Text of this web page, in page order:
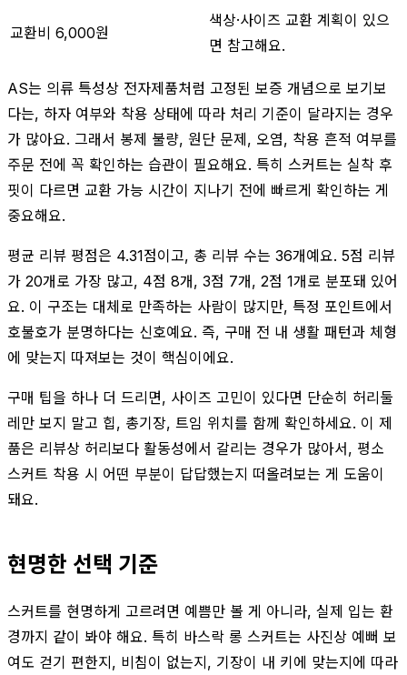
교환비 6,000원
색상·사이즈 교환 계획이 있으
면 참고해요.
AS는 의류 특성상 전자제품처럼 고정된 보증 개념으로 보기보
다는, 하자 여부와 착용 상태에 따라 처리 기준이 달라지는 경우
가 많아요. 그래서 봉제 불량, 원단 문제, 오염, 착용 흔적 여부를
주문 전에 꼭 확인하는 습관이 필요해요. 특히 스커트는 실착 후
핏이 다르면 교환 가능 시간이 지나기 전에 빠르게 확인하는 게
중요해요.
평균 리뷰 평점은 4.31점이고, 총 리뷰 수는 36개예요. 5점 리뷰
가 20개로 가장 많고, 4점 8개, 3점 7개, 2점 1개로 분포돼 있어
요. 이 구조는 대체로 만족하는 사람이 많지만, 특정 포인트에서
호불호가 분명하다는 신호예요. 즉, 구매 전 내 생활 패턴과 체형
에 맞는지 따져보는 것이 핵심이에요.
구매 팁을 하나 더 드리면, 사이즈 고민이 있다면 단순히 허리둘
레만 보지 말고 힙, 총기장, 트임 위치를 함께 확인하세요. 이 제
품은 리뷰상 허리보다 활동성에서 갈리는 경우가 많아서, 평소
스커트 착용 시 어떤 부분이 답답했는지 떠올려보는 게 도움이
돼요.
현명한 선택 기준
스커트를 현명하게 고르려면 예쁨만 볼 게 아니라, 실제 입는 환
경까지 같이 봐야 해요. 특히 바스락 롱 스커트는 사진상 예뻐 보
여도 걷기 편한지, 비침이 없는지, 기장이 내 키에 맞는지에 따라